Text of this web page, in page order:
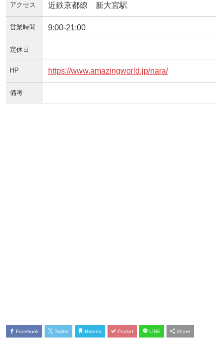
アクセス 近鉄京都線 新大宮駅
営業時間 9:00-21:00
定休日
HP https://www.amazingworld.jp/nara/
備考
Facebook Twitter Hatena Pocket LINE Share